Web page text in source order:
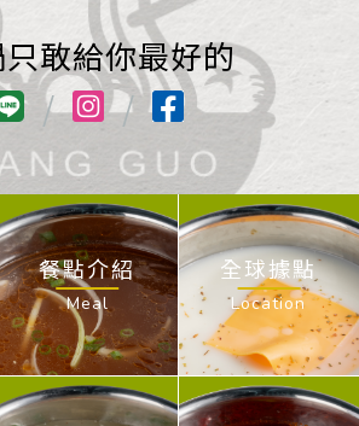
敢給你最好的
/
/
餐點介紹
Meal
全球據點
Location